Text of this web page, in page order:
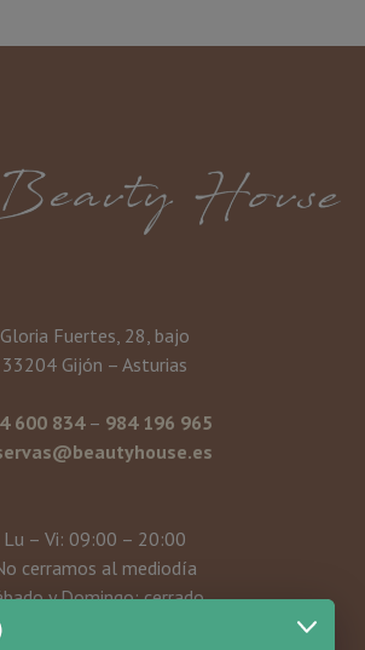
Gloria Fuertes, 28, bajo
33204 Gijón – Asturias
600 834– 984 196 965
Lu – Vi: 09:00 – 20:00
cerramos al mediodía
y Domingo: cerrado